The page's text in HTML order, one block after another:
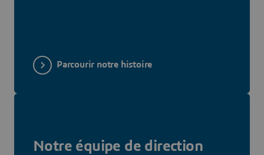
Parcourir notre histoire
Notre équipe de direction